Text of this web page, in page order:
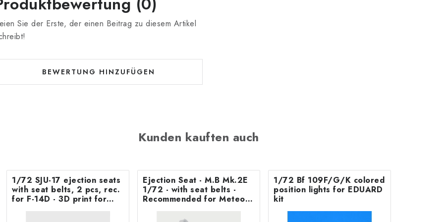
Sie der Erste, der einen Beitrag zu diesem Artikel
BEWERTUNG HINZUFÜGEN
Kunden kauften auch
1/72 SJU-17 ejection seats
with seat belts, 2 pcs, rec.
for F-14D - 3D print for
Ejection Seat - M.B Mk.2E
1/72 - with seat belts -
Recommended for Meteor
1/72 Bf 109F/G/K colored
position lights for EDUARD
kit